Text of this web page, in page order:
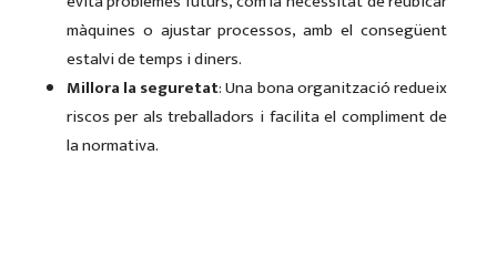
màquines o ajustar processos, amb el consegüent
estalvi de temps i diners.
Millora la seguretat: Una bona organització redueix
riscos per als treballadors i facilita el compliment de
la normativa.